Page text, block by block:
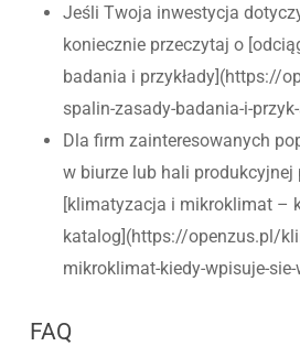
Jeśli Twoja inwestycja
koniecznie przeczytaj o
badania i przykłady](https://
spalin-zasady-badania-i-
Dla firm zainteresowanych
w biurze lub hali produkcyjnej
[klimatyzacja i mikroklimat –
katalog](https://openzus.pl/
mikroklimat-kiedy-wpisuje-
FAQ